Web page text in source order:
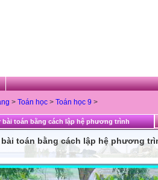
> Toán học > Toán học 9 >
bài toán bằng cách lập hệ phương trình
bài toán bằng cách lập hệ phương